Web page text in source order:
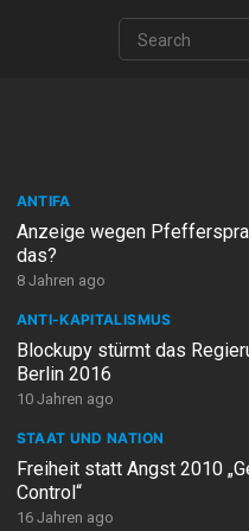
ANTIFA
Anzeige wegen
das?
8 Jahren ago
ANTI-KAPITALISMUS
Blockupy stürmt das
Berlin 2016
10 Jahren ago
STAAT UND NATION
Freiheit statt Angst 2010
Control“
16 Jahren ago